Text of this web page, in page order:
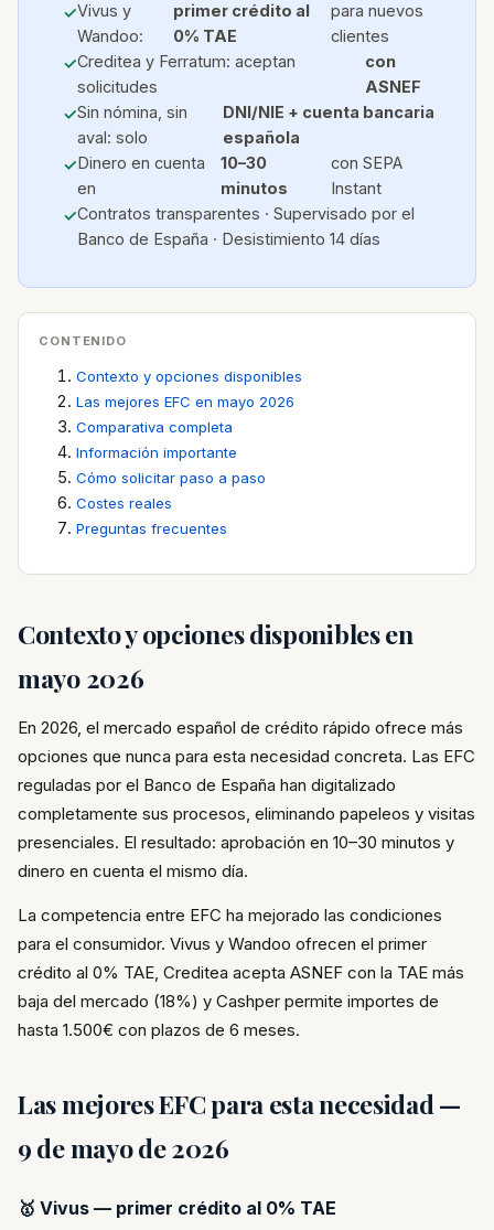
Vivus y
Wandoo:
primer crédito al
0% TAE
para nuevos
clientes
Creditea y Ferratum: aceptan
solicitudes
con
ASNEF
Sin nómina, sin
aval: solo
DNI/NIE + cuenta bancaria
española
Dinero en cuenta
en
10–30
minutos
con SEPA
Instant
Contratos transparentes · Supervisado por el
Banco de España · Desistimiento 14 días
CONTENIDO
Contexto y opciones disponibles
Las mejores EFC en mayo 2026
Comparativa completa
Información importante
Cómo solicitar paso a paso
Costes reales
Preguntas frecuentes
Contexto y opciones disponibles en
mayo 2026
En 2026, el mercado español de crédito rápido ofrece más
opciones que nunca para esta necesidad concreta. Las EFC
reguladas por el Banco de España han digitalizado
completamente sus procesos, eliminando papeleos y visitas
presenciales. El resultado: aprobación en 10–30 minutos y
dinero en cuenta el mismo día.
La competencia entre EFC ha mejorado las condiciones
para el consumidor. Vivus y Wandoo ofrecen el primer
crédito al 0% TAE, Creditea acepta ASNEF con la TAE más
baja del mercado (18%) y Cashper permite importes de
hasta 1.500€ con plazos de 6 meses.
Las mejores EFC para esta necesidad —
9 de mayo de 2026
🥇 Vivus — primer crédito al 0% TAE